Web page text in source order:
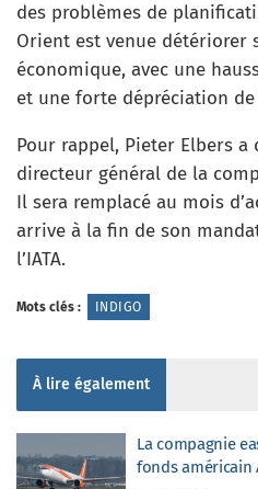
des problèmes de
Orient est venue détériorer
économique, avec une
et une forte dépréciation
Pour rappel, Pieter Elbers
directeur général de la
Il sera remplacé au mois
arrive à la fin de son
l’IATA.
Mots clés : INDIGO
À lire également
La compagnie
fonds américain